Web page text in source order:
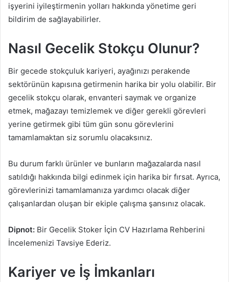
işyerini iyileştirmenin yolları hakkında yönetime geri
bildirim de sağlayabilirler.
Nasıl Gecelik Stokçu Olunur?
Bir gecede stokçuluk kariyeri, ayağınızı perakende
sektörünün kapısına getirmenin harika bir yolu olabilir. Bir
gecelik stokçu olarak, envanteri saymak ve organize
etmek, mağazayı temizlemek ve diğer gerekli görevleri
yerine getirmek gibi tüm gün sonu görevlerini
tamamlamaktan siz sorumlu olacaksınız.
Bu durum farklı ürünler ve bunların mağazalarda nasıl
satıldığı hakkında bilgi edinmek için harika bir fırsat. Ayrıca,
görevlerinizi tamamlamanıza yardımcı olacak diğer
çalışanlardan oluşan bir ekiple çalışma şansınız olacak.
Dipnot: Bir Gecelik Stoker İçin CV Hazırlama Rehberini
İncelemenizi Tavsiye Ederiz.
Kariyer ve İş İmkanları